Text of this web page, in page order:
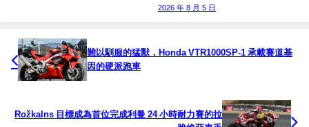
2026 年 8 月 5 日
難以馴服的猛獸，Honda VTR1000SP-1 承載賽道基
因的硬派跑車
Rožkalns 目標成為首位完成利曼 24 小時耐力賽的拉